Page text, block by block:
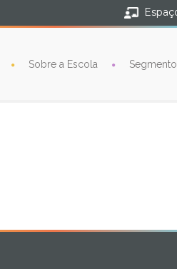
Sobre a Escola